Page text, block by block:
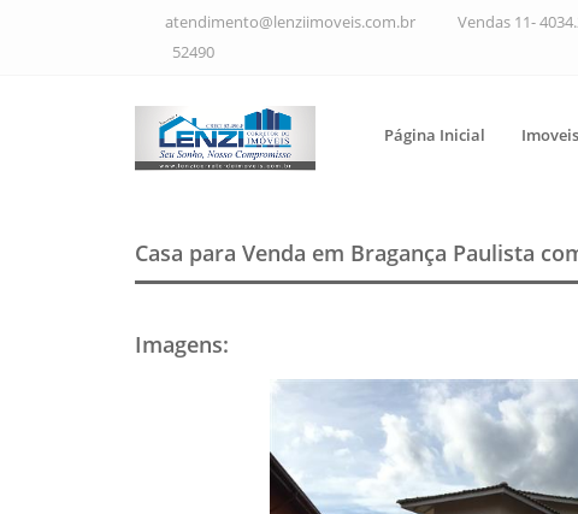
atendimento@lenziimoveis.com.br Vendas 11-
52490
Página Inicial
Casa para Venda em Bragança Paulista
Imagens: